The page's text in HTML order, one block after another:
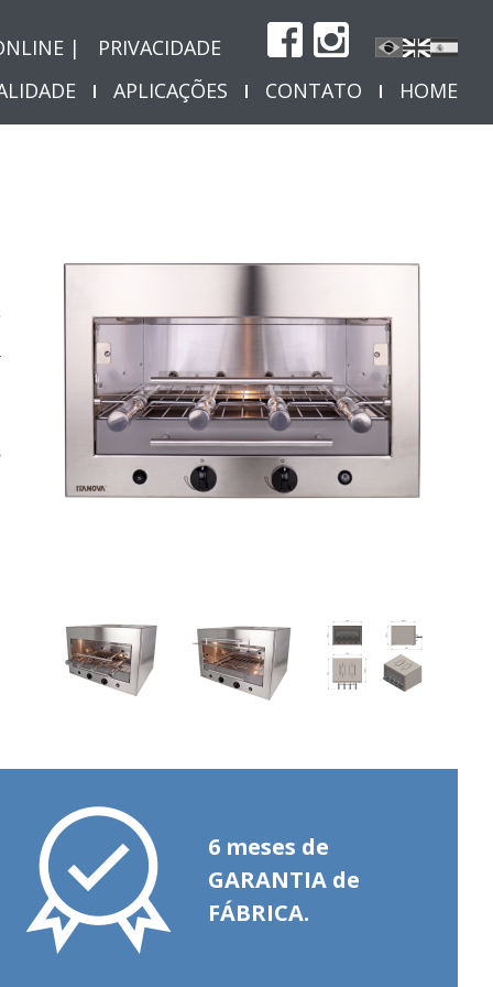
|
PRIVACIDADE
APLICAÇÕES CONTATO HOME
6 meses de
GARANTIA de
FÁBRICA.